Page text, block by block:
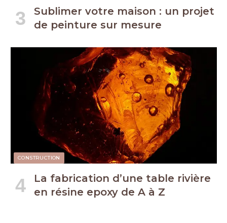
Sublimer votre maison : un projet
de peinture sur mesure
CONSTRUCTION
La fabrication d’une table rivière
en résine epoxy de A à Z